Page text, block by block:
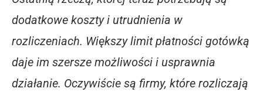
dodatkowe koszty i utrudnienia w
rozliczeniach. Większy limit płatności gotówką
daje im szersze możliwości i usprawnia
działanie. Oczywiście są firmy, które rozliczają